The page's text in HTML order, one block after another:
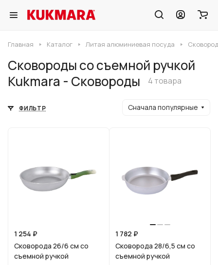
Главная Каталог Литая алюминиевая посуда
Сковороды со съемной ручкой
Kukmara - Сковороды
4 товара
ФИЛЬТР Сначала популярные
1 254 ₽
Сковорода 26/6 см со
съемной ручкой
1 782 ₽
Сковорода 28/6,5 см со
съемной ручкой